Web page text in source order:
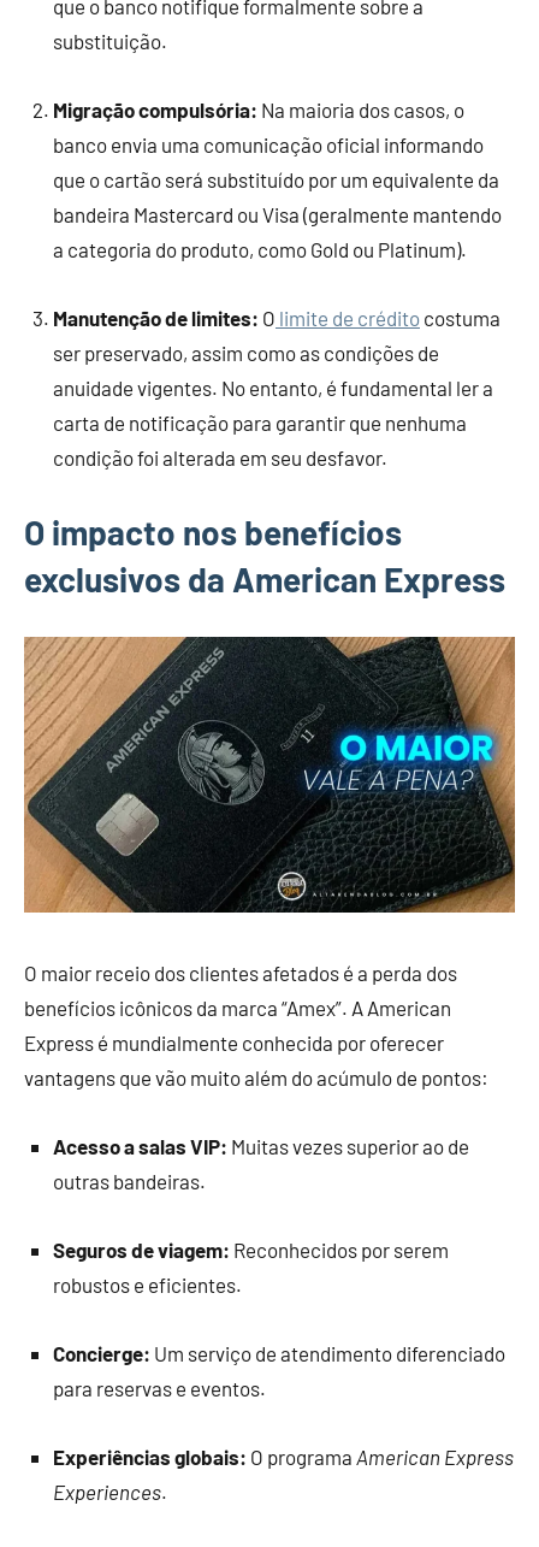
que o banco notifique formalmente sobre a
substituição.
Migração compulsória: Na maioria dos casos, o
banco envia uma comunicação oficial informando
que o cartão será substituído por um equivalente da
bandeira Mastercard ou Visa (geralmente mantendo
a categoria do produto, como Gold ou Platinum).
Manutenção de limites: O limite de crédito costuma
ser preservado, assim como as condições de
anuidade vigentes. No entanto, é fundamental ler a
carta de notificação para garantir que nenhuma
condição foi alterada em seu desfavor.
O impacto nos benefícios
exclusivos da American Express
O maior receio dos clientes afetados é a perda dos
benefícios icônicos da marca “Amex”. A American
Express é mundialmente conhecida por oferecer
vantagens que vão muito além do acúmulo de pontos:
Acesso a salas VIP: Muitas vezes superior ao de
outras bandeiras.
Seguros de viagem: Reconhecidos por serem
robustos e eficientes.
Concierge: Um serviço de atendimento diferenciado
para reservas e eventos.
Experiências globais: O programa American Express
Experiences.